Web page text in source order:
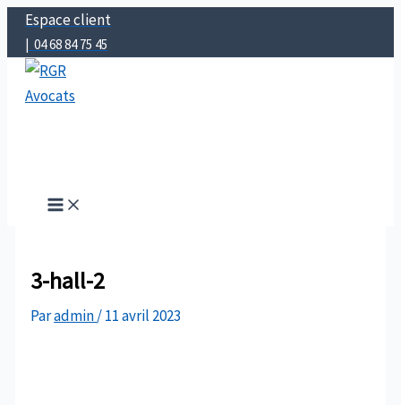
Aller
contenu
Espace client
| 04 68 84 75 45
3-hall-2
Paradmin/11 avril 2023